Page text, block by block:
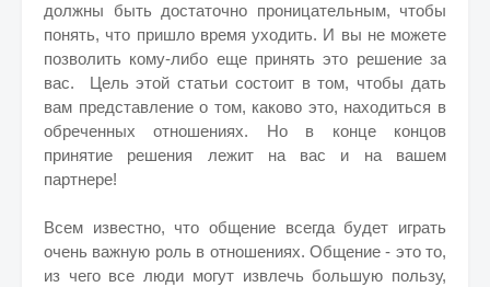
должны быть достаточно проницательным, чтобы
понять, что пришло время уходить. И вы не можете
позволить кому-либо еще принять это решение за
вас. Цель этой статьи состоит в том, чтобы дать
вам представление о том, каково это, находиться в
обреченных отношениях. Но в конце концов
принятие решения лежит на вас и на вашем
партнере!
Всем известно, что общение всегда будет играть
очень важную роль в отношениях. Общение - это то,
из чего все люди могут извлечь большую пользу,